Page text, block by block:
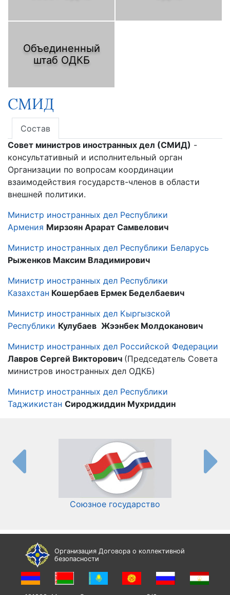
Объединенный
штаб ОДКБ
СМИД
Состав
Совет министров иностранных дел (СМИД) -
консультативный и исполнительный орган
Организации по вопросам координации
взаимодействия государств-членов в области
внешней политики.
Министр иностранных дел Республики
Армения Мирзоян Арарат Самвелович
Министр иностранных дел Республики Беларусь
Рыженков Максим Владимирович
Министр иностранных дел Республики
Казахстан Кошербаев Ермек Беделбаевич
Министр иностранных дел Кыргызской
Республики Кулубаев Жээнбек Молдоканович
Министр иностранных дел Российской Федерации
Лавров Сергей Викторович (Председатель Совета
министров иностранных дел ОДКБ)
Министр иностранных дел Республики
Таджикистан Сироджиддин Мухриддин
Союзное государство
Организация Договора о коллективной
безопасности